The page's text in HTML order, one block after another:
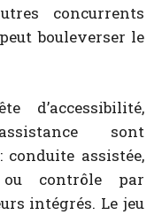
concurrents
bouleverser le
d’accessibilité,
sont
assistée,
ou contrôle par
intégrés. Le jeu